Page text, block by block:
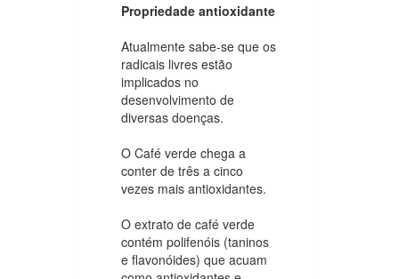
Propriedade antioxidante
Atualmente sabe-se que os
radicais livres estão
implicados no
desenvolvimento de
diversas doenças.
O Café verde chega a
conter de três a cinco
vezes mais antioxidantes.
O extrato de café verde
contém polifenóis (taninos
e flavonóides) que acuam